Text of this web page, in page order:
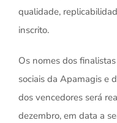
qualidade,
inscrito.
Os nomes dos
sociais da Apamagis e
dos vencedores será
dezembro, em data a